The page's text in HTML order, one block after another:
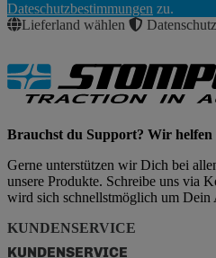
Dateschutzbestimmungen zu.
Lieferland wählen
Brauchst du Support? Wir helfen
Gerne unterstützen wir Dich bei
unsere Produkte. Schreibe uns via
wird sich schnellstmöglich um Dein
KUNDENSERVICE
KUNDENSERVICE